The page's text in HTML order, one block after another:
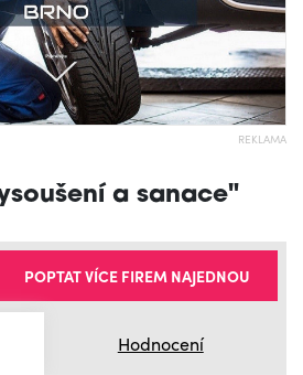
REKLAMA
a sanace"
Hodnocení
POPTAT VÍCE FIREM NAJEDNOU